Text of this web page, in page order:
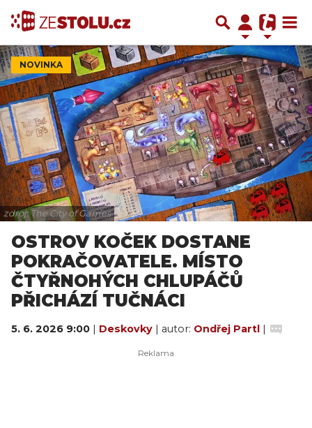
NOVINKA
zdroj: The City of Games
OSTROV KOČEK DOSTANE
POKRAČOVATELE. MÍSTO
ČTYŘNOHÝCH CHLUPÁČŮ
PŘICHÁZÍ TUČNÁCI
5. 6. 2026 9:00 | Deskovky | autor: Ondřej Partl |